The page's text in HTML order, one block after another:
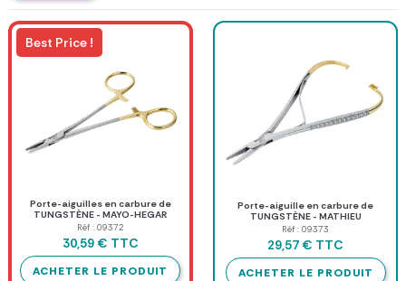
Porte-aiguille en carbure de
TUNGSTÈNE - MATHIEU
Réf : 09373
29,57 € TTC
ACHETER LE PRODUIT
Best Price !
Porte-aiguilles en carbure de
TUNGSTÈNE - MAYO-HEGAR
Réf : 09372
30,59 € TTC
ACHETER LE PRODUIT